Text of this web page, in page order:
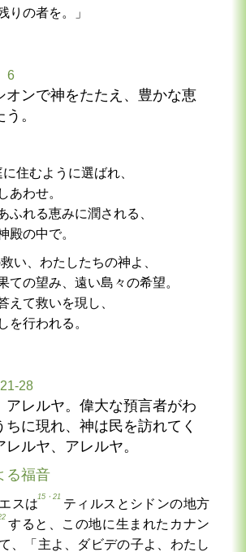
りの者を。」
6
オンで神をたたえ、豊かな恵
。
住むように選ばれ、
あわせ。
ふれる恵みに潤される、
殿の中で。
い、わたしたちの神よ、
ての望み、遠い島々の希望。
えて救いを現し、
を行われる。
28
アレルヤ。偉大な預言者がわ
ちに現れ、神は民を訪れてく
ルヤ、アレルヤ。
る福音
スは
15・21
ティルスとシドンの地方
すると、この地に生まれたカナン
、「主よ、ダビデの子よ、わたし